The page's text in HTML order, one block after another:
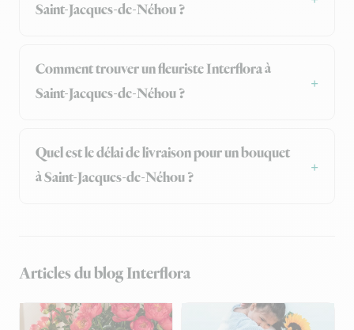
Saint-Jacques-de-Néhou ?
Comment trouver un fleuriste Interflora à
Saint-Jacques-de-Néhou ?
Quel est le délai de livraison pour un bouquet
à Saint-Jacques-de-Néhou ?
Articles du blog Interflora